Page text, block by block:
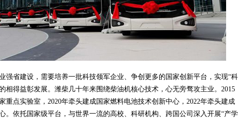
强省建设，需要培养一批科技领军企业、争创更多的国家创新平台，实现“科
相得益彰发展。潍柴几十年来围绕柴油机核心技术，心无旁骛攻主业。2015
重点实验室，2020年牵头建成国家燃料电池技术创新中心，2022年牵头建成
。依托国家级平台，与世界一流的高校、科研机构、跨国公司深入开展“产学